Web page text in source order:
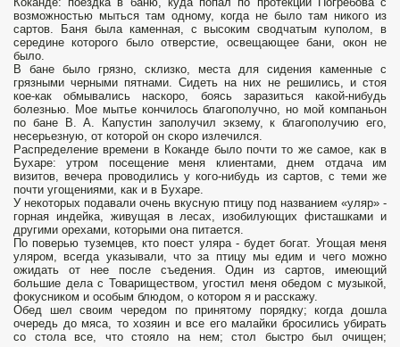
возможностью мыться там одному, когда не было там никого из
сартов. Баня была каменная, с высоким сводчатым куполом, в
середине которого было отверстие, освещающее бани, окон не
было.
В бане было грязно, склизко, места для сидения каменные с
грязными черными пятнами. Сидеть на них не решились, и стоя
кое-как обмывались наскоро, боясь заразиться какой-нибудь
болезнью. Мое мытье кончилось благополучно, но мой компаньон
по бане В. А. Капустин заполучил экзему, к благополучию его,
несерьезную, от которой он скоро излечился.
Распределение времени в Коканде было почти то же самое, как в
Бухаре: утром посещение меня клиентами, днем отдача им
визитов, вечера проводились у кого-нибудь из сартов, с теми же
почти угощениями, как и в Бухаре.
У некоторых подавали очень вкусную птицу под названием «уляр» -
горная индейка, живущая в лесах, изобилующих фисташками и
другими орехами, которыми она питается.
По поверью туземцев, кто поест уляра - будет богат. Угощая меня
уляром, всегда указывали, что за птицу мы едим и чего можно
ожидать от нее после съедения. Один из сартов, имеющий
большие дела с Товариществом, угостил меня обедом с музыкой,
фокусником и особым блюдом, о котором я и расскажу.
Обед шел своим чередом по принятому порядку; когда дошла
очередь до мяса, то хозяин и все его малайки бросились убирать
со стола все, что стояло на нем; стол быстро был очищен;